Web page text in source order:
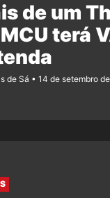
de um
terá
de Sá 14 de setembro